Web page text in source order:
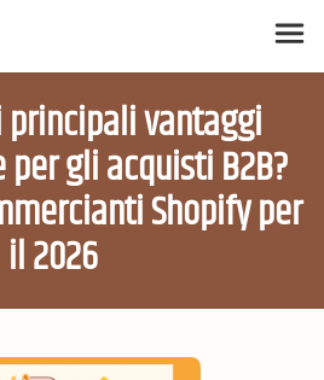
principali vantaggi
gli acquisti B2B?
Shopify per
il 2026